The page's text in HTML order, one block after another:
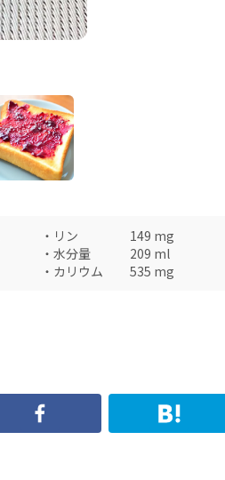
・ リン 149 mg
・ 水分量 209 ml
・ カリウム 535 mg